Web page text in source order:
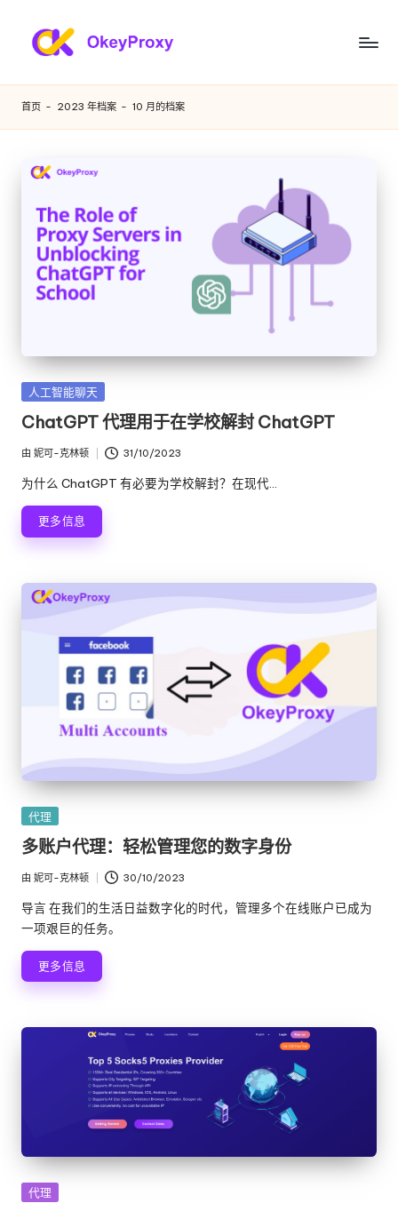
满
足
您
各
种
需
求
的
宅
代
理
服
务
器
[
免
费
O
k
e
y
P
ro
x
y
能
的
理，
费
网
络
代
试
用、
代
设
教
程、
首页 - 2023 年档案 - 10 月的档案
发
在
人工智能聊天
ChatGPT 代理用于在学校解封 ChatGPT
发
布
由 妮可-克林顿 31/10/2023
为什么 ChatGPT 有必要为学校解封？在现代...
更多信息
发
布
在
代理
多账户代理：轻松管理您的数字身份
发
布
由 妮可-克林顿 30/10/2023
导言 在我们的生活日益数字化的时代，管理多个在线账户已成为
一项艰巨的任务。
更多信息
发代理